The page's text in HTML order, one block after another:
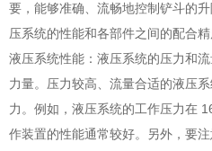
要，能够准确、流畅地控制铲斗的
压系统的性能和各部件之间的配合精
液压系统性能：液压系统的压力和
力量。压力较高、流量合适的液压
力。例如，液压系统的工作压力在
作装置的性能通常较好。另外，要